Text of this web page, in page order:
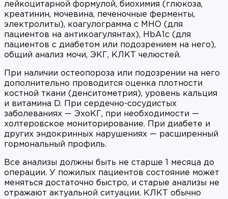
лейкоцитарной формулой, биохимия (глюкоза,
креатинин, мочевина, печеночные ферменты,
электролиты), коагулограмма с МНО (для
пациентов на антикоагулянтах), HbA1c (для
пациентов с диабетом или подозрением на него),
общий анализ мочи, ЭКГ, КЛКТ челюстей.
При наличии остеопороза или подозрении на него
дополнительно проводится оценка плотности
костной ткани (денситометрия), уровень кальция
и витамина D. При сердечно-сосудистых
заболеваниях — ЭхоКГ, при необходимости —
холтеровское мониторирование. При диабете и
других эндокринных нарушениях — расширенный
гормональный профиль.
Все анализы должны быть не старше 1 месяца до
операции. У пожилых пациентов состояние может
меняться достаточно быстро, и старые анализы не
отражают актуальной ситуации. КЛКТ обычно